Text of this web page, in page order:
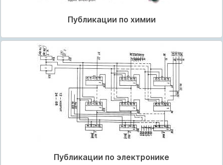
Публикации по химии
Публикации по электронике